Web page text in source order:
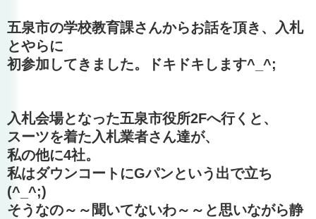
五泉市の学校教育課さんからお話を頂き、入札
とやらに
初参加してきました。ドキドキします^_^;
入札会場となった五泉市役所2Fへ行くと、
スーツを着た入札業者さん達が、
私の他に4社。
私はダウンコートにGパンという出で立ち
(^_^;)
そうなの～～聞いてないわ～～と思いながら静